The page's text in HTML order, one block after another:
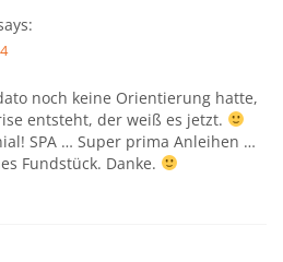
noch keine Orientierung hatte,
entsteht, der weiß es jetzt.
SPA … Super prima Anleihen …
Fundstück. Danke.